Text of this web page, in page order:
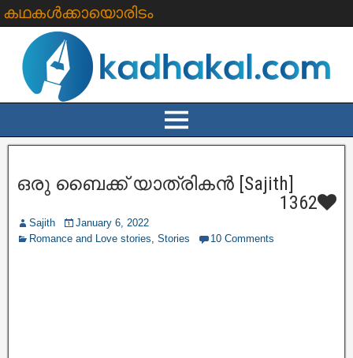
കഥകൾക്കായൊരിടം
ഒരു ബൈക്ക് യാത്രികൻ [Sajith]
1362
Sajith
January 6, 2022
Romance and Love stories, Stories 10 Comments